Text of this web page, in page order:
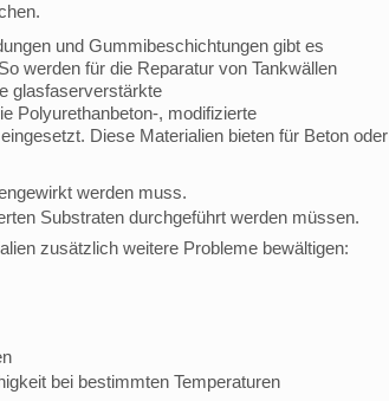
und Gummibeschichtungen gibt es
werden für die Reparatur von Tankwällen
glasfaserverstärkte
Polyurethanbeton-, modifizierte
Diese Materialien bieten für Beton oder
werden muss.
Substraten durchgeführt werden müssen.
zusätzlich weitere Probleme bewältigen:
bei bestimmten Temperaturen